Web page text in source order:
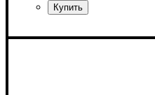
Ширина: 270 см